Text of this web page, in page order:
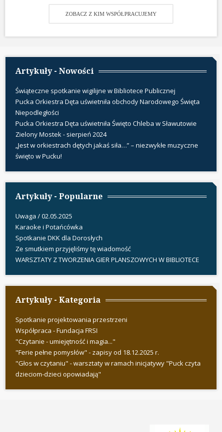
ZOBACZ Z KIM WSPÓŁPRACUJEMY
Artykuły - Nowości
Świąteczne spotkanie wigilijne w Bibliotece Publicznej
Pucka Orkiestra Dęta uświetniła obchody Narodowego Święta
Niepodległości
Pucka Orkiestra Dęta uświetniła Święto Chleba w Sławutowie
Zielony Mostek - sierpień 2024
„Jest w orkiestrach dętych jakaś siła…” – niezwykłe muzyczne
święto w Pucku!
Artykuły - Popularne
Uwaga / 02.05.2025
Karaoke i Potańcówka
Spotkanie DKK dla Dorosłych
Ze smutkiem przyjęliśmy tę wiadomość
WARSZTATY Z TWORZENIA GIER PLANSZOWYCH W BIBLIOTECE
Artykuły - Kategoria
Spotkanie projektowania przestrzeni
Współpraca - Fundacja FRSI
"Czytanie - umiejętność i magia..."
"Ferie pełne pomysłów" - zapisy od 18.12.2025 r.
"Głos w czytaniu" - warsztaty w ramach inicjatywy "Puck czyta
dzieciom-dzieci opowiadają"